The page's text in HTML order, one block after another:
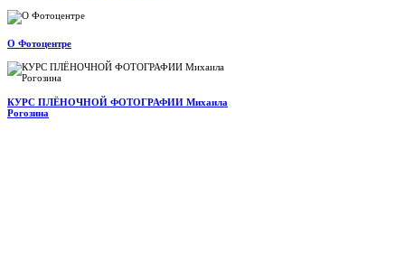
О Фотоцентре
КУРС ПЛЁНОЧНОЙ ФОТОГРАФИИ Михаила
Рогозина